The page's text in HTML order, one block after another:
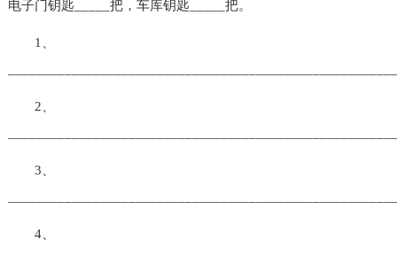
电子门钥匙_____把，车库钥匙_____把。
1、
2、
3、
4、